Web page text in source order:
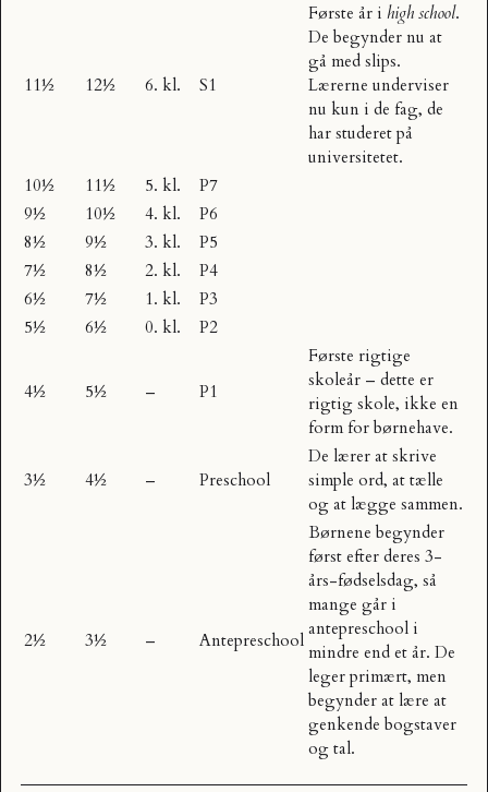
11½ 12½ 6. kl. S1
Første år i high school.
De begynder nu at
gå med slips.
Lærerne underviser
nu kun i de fag, de
har studeret på
universitetet.
10½
11½ 5. kl.
P7
9½
10½ 4. kl.
P6
8½
9½ 3. kl.
P5
7½
8½ 2. kl.
P4
6½
7½ 1. kl.
P3
5½
6½ 0. kl. P2
4½ 5½ – P1
Første rigtige
skoleår – dette er
rigtig skole, ikke en
form for børnehave.
3½ 4½ – Preschool
De lærer at skrive
simple ord, at tælle
og at lægge sammen.
2½ 3½ – Antepreschool
Børnene begynder
først efter deres 3-
års-fødselsdag, så
mange går i
antepreschool i
mindre end et år. De
leger primært, men
begynder at lære at
genkende bogstaver
og tal.